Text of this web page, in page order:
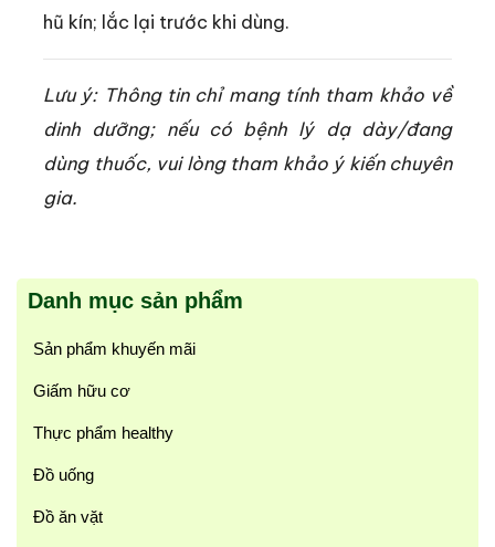
hũ kín; lắc lại trước khi dùng.
Lưu ý: Thông tin chỉ mang tính tham khảo về
dinh dưỡng; nếu có bệnh lý dạ dày/đang
dùng thuốc, vui lòng tham khảo ý kiến chuyên
gia.
Danh mục sản phẩm
Sản phẩm khuyến mãi
Giấm hữu cơ
Thực phẩm healthy
Đồ uống
Đồ ăn vặt